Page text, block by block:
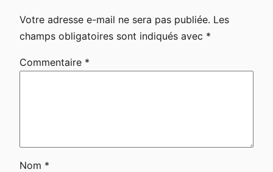
Votre adresse e-mail ne sera pas publiée. Les
champs obligatoires sont indiqués avec *
Commentaire *
Nom *